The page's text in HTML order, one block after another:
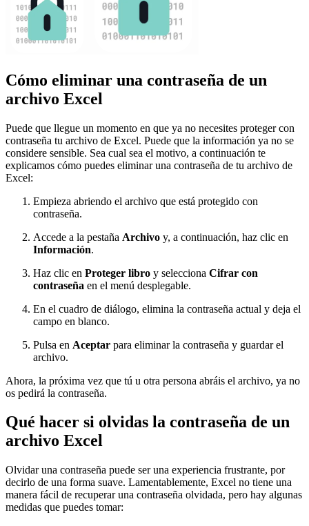
Cómo eliminar una contraseña de un
archivo Excel
Puede que llegue un momento en que ya no necesites proteger con
contraseña tu archivo de Excel. Puede que la información ya no se
considere sensible. Sea cual sea el motivo, a continuación te
explicamos cómo puedes eliminar una contraseña de tu archivo de
Excel:
Empieza abriendo el archivo que está protegido con
contraseña.
Accede a la pestaña Archivo y, a continuación, haz clic en
Información.
Haz clic en Proteger libro y selecciona Cifrar con
contraseña en el menú desplegable.
En el cuadro de diálogo, elimina la contraseña actual y deja el
campo en blanco.
Pulsa en Aceptar para eliminar la contraseña y guardar el
archivo.
Ahora, la próxima vez que tú u otra persona abráis el archivo, ya no
os pedirá la contraseña.
Qué hacer si olvidas la contraseña de un
archivo Excel
Olvidar una contraseña puede ser una experiencia frustrante, por
decirlo de una forma suave. Lamentablemente, Excel no tiene una
manera fácil de recuperar una contraseña olvidada, pero hay algunas
medidas que puedes tomar: